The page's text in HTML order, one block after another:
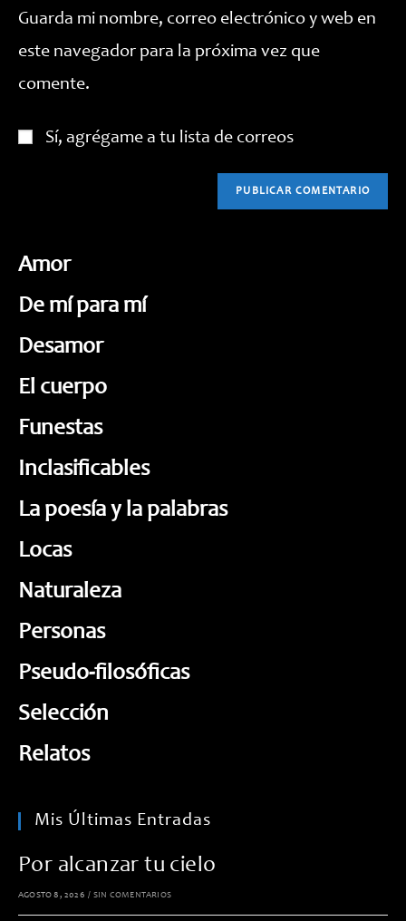
comentar
(opcional)
Guarda mi nombre, correo electrónico y web en
este navegador para la próxima vez que
comente.
Sí, agrégame a tu lista de correos
Amor
De mí para mí
Desamor
El cuerpo
Funestas
Inclasificables
La poesía y la palabras
Locas
Naturaleza
Personas
Pseudo-filosóficas
Selección
Relatos
Mis Últimas Entradas
Por alcanzar tu cielo
AGOSTO 8, 2026 / SIN COMENTARIOS